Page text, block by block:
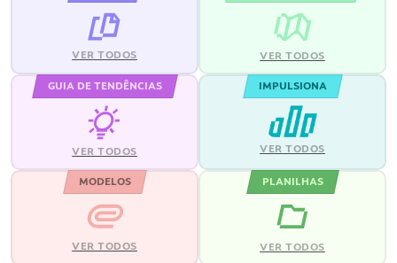
VER TODOS VER TODOS
GUIA DE TENDÊNCIAS
VER TODOS
IMPULSIONA
VER TODOS
MODELOS
VER TODOS
PLANILHAS
VER TODOS